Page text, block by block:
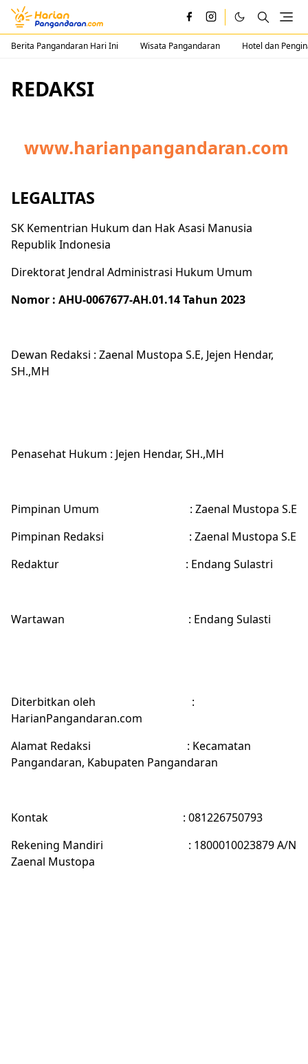
Berita Pangandaran Hari Ini Wisata Pangandaran Hotel dan
REDAKSI
www.harianpangandaran.com
LEGALITAS
SK Kementrian Hukum dan Hak Asasi Manusia
Republik Indonesia
Direktorat Jendral Administrasi Hukum Umum
Nomor : AHU-0067677-AH.01.14 Tahun 2023
Dewan Redaksi : Zaenal Mustopa S.E, Jejen Hendar,
SH.,MH
Penasehat Hukum : Jejen Hendar, SH.,MH
Pimpinan Umum
: Zaenal Mustopa S.E
Pimpinan Redaksi
: Zaenal Mustopa S.E
Redaktur
: Endang Sulastri
Wartawan : Endang Sulasti
Diterbitkan oleh
:
HarianPangandaran.com
Alamat Redaksi
: Kecamatan
Pangandaran, Kabupaten Pangandaran
Kontak
: 081226750793
Rekening Mandiri
: 1800010023879 A/N
Zaenal Mustopa